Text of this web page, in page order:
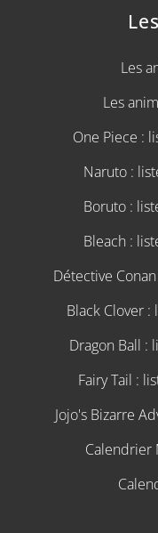
Les
Les
One Piece :
Naruto :
Boruto :
Bleach :
Détective
Black Clover
Dragon Ball :
Fairy Tail :
Jojo's Bizarre
Calendrier